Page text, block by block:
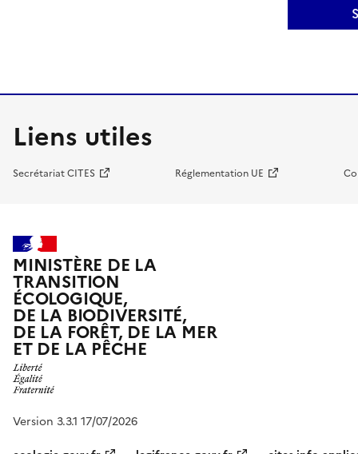
Liens utiles
Secrétariat CITES Réglementation UE
MINISTÈRE DE LA
TRANSITION
ÉCOLOGIQUE,
DE LA BIODIVERSITÉ,
DE LA FORÊT, DE LA MER
ET DE LA PÊCHE
Version 3.3.1 17/07/2026